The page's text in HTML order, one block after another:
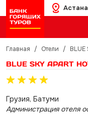
Астана
Главная / Отели / BLUE
BLUE SKY APART
Грузия, Батуми
Администрация отеля